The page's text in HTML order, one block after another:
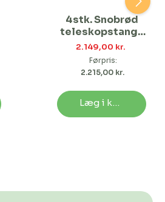
4stk. Snobrød
teleskopstang |
Bålfad med
påsvejst fod
Ø80
2.149,00 kr.
Førpris:
2.215,00 kr.
Læg i kurv